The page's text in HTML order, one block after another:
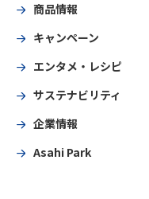
商品情報
キャンペーン
エンタメ・レシピ
サステナビリティ
企業情報
Asahi Park